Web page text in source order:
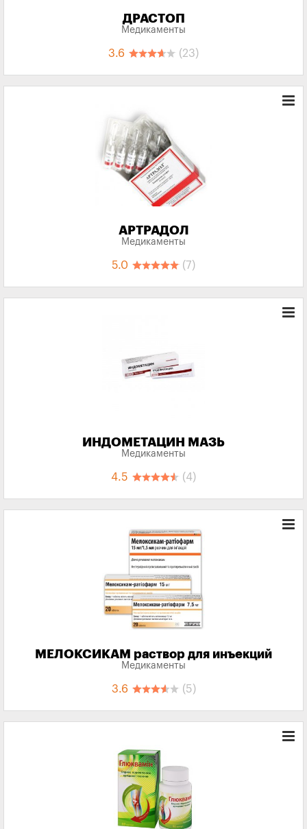
ДРАСТОП
Медикаменты
3.6 (23)
АРТРАДОЛ
Медикаменты
5.0 (7)
ИНДОМЕТАЦИН МАЗЬ
Медикаменты
4.5 (4)
МЕЛОКСИКАМ раствор для инъекций
Медикаменты
3.6 (5)